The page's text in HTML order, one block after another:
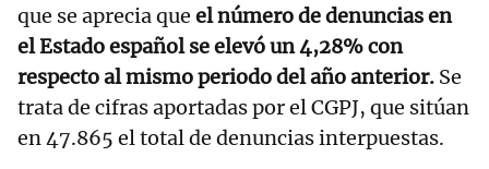
que se aprecia que el número de denuncias en
el Estado español se elevó un 4,28% con
respecto al mismo periodo del año anterior. Se
trata de cifras aportadas por el CGPJ, que sitúan
en 47.865 el total de denuncias interpuestas.